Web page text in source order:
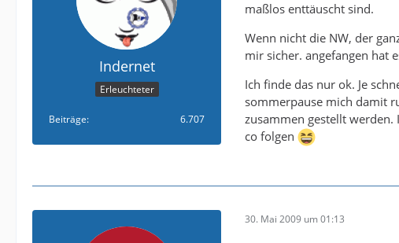
Indernet
Erleuchteter
Beiträge 6.707
maßlos enttäuscht sind.
Wenn nicht die NW, der
mir sicher. angefangen hat
Ich finde das nur ok. Je
sommerpause mich damit
zusammen gestellt
co folgen
30. Mai 2009 um 01:13